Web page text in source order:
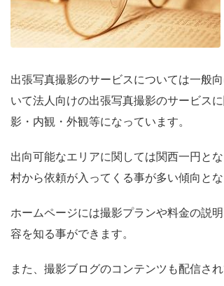
出張写真撮影のサービスについては一般
いて法人向けの出張写真撮影のサービス
影・内観・外観等になっています。
出向可能なエリアに関しては関西一円と
村から依頼が入ってくる事が多い傾向とな
ホームページには撮影プランや料金の説
容を知る事ができます。
また、撮影ブログのコンテンツも配信さ